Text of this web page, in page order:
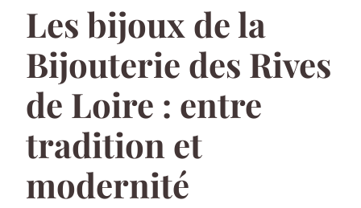
Les bijoux de la
Bijouterie des Rives
de Loire : entre
tradition et
modernité